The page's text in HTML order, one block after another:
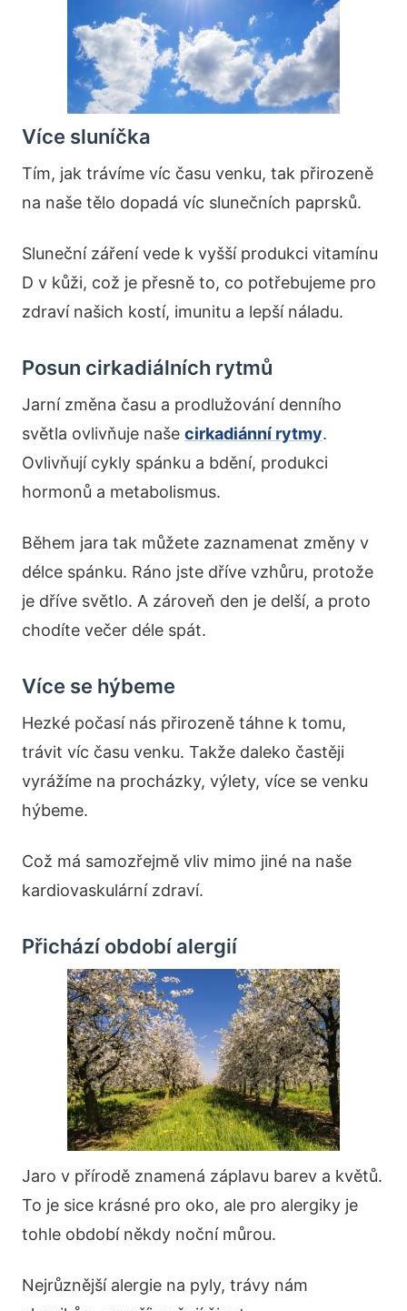
Více sluníčka
Tím, jak trávíme víc času venku, tak přirozeně
na naše tělo dopadá víc slunečních paprsků.
Sluneční záření vede k vyšší produkci vitamínu
D v kůži, což je přesně to, co potřebujeme pro
zdraví našich kostí, imunitu a lepší náladu.
Posun cirkadiálních rytmů
Jarní změna času a prodlužování denního
světla ovlivňuje naše cirkadiánní rytmy.
Ovlivňují cykly spánku a bdění, produkci
hormonů a metabolismus.
Během jara tak můžete zaznamenat změny v
délce spánku. Ráno jste dříve vzhůru, protože
je dříve světlo. A zároveň den je delší, a proto
chodíte večer déle spát.
Více se hýbeme
Hezké počasí nás přirozeně táhne k tomu,
trávit víc času venku. Takže daleko častěji
vyrážíme na procházky, výlety, více se venku
hýbeme.
Což má samozřejmě vliv mimo jiné na naše
kardiovaskulární zdraví.
Přichází období alergií
Jaro v přírodě znamená záplavu barev a květů.
To je sice krásné pro oko, ale pro alergiky je
tohle období někdy noční můrou.
Nejrůznější alergie na pyly, trávy nám